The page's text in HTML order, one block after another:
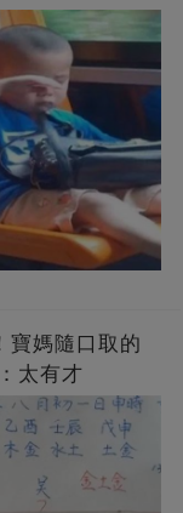
寶媽隨口取的
太有才